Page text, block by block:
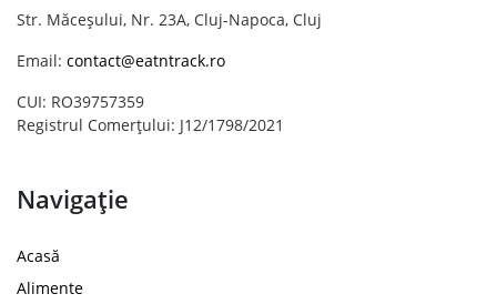
Str. Măceșului, Nr. 23A, Cluj-Napoca, Cluj
Email: contact@eatntrack.ro
CUI: RO39757359
Registrul Comerțului: J12/1798/2021
Navigație
Acasă
Alimente